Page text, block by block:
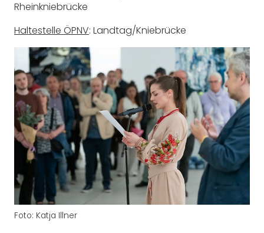
Rheinkniebrücke
Haltestelle ÖPNV: Landtag/Kniebrücke
Foto: Katja Illner